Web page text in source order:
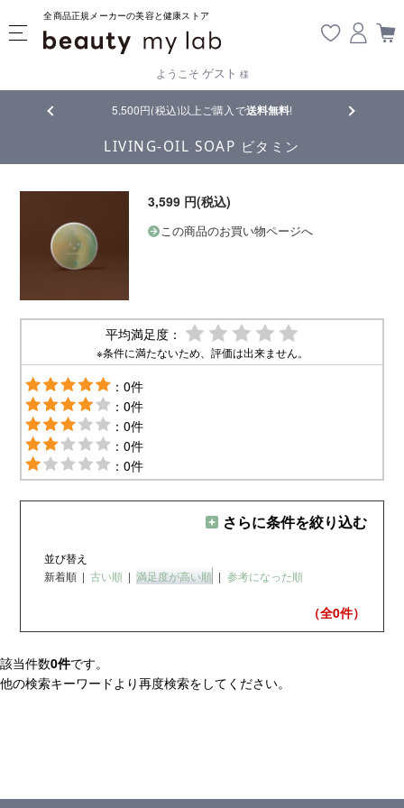
全商品正規メーカーの美容と健康ストア
ようこそ ゲスト 様
5,500円(税込)以上ご購入で送料無料! 【重要】
LIVING-OIL SOAP ビタミン
3,599 円(税込)
この商品のお買い物ページへ
平均満足度：
※条件に満たないため、評価は出来ません。
：0件
：0件
：0件
：0件
：0件
さらに条件を絞り込む
並び替え
新着順 | 古い順 | 満足度が高い順 | 参考になった順
（全0件）
該当件数0件です。
他の検索キーワードより再度検索をしてください。